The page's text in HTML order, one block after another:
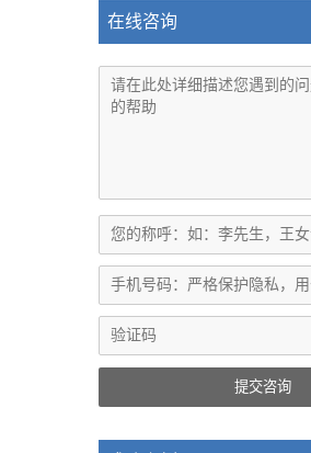
在线咨询
提交咨询